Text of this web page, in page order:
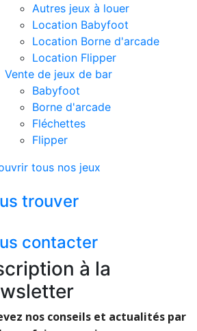
Autres jeux à louer
Location Babyfoot
Location Borne d'arcade
Location Flipper
Vente de jeux de bar
Babyfoot
Borne d'arcade
Fléchettes
Flipper
tous nos jeux
trouver
contacter
à la